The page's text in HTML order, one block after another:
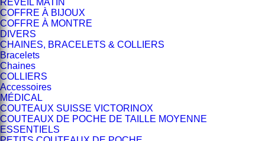
RÉVEIL MATIN
COFFRE À BIJOUX
COFFRE À MONTRE
DIVERS
CHAINES, BRACELETS & COLLIERS
Bracelets
Chaines
COLLIERS
Accessoires
MÉDICAL
COUTEAUX SUISSE VICTORINOX
COUTEAUX DE POCHE DE TAILLE MOYENNE
ESSENTIELS